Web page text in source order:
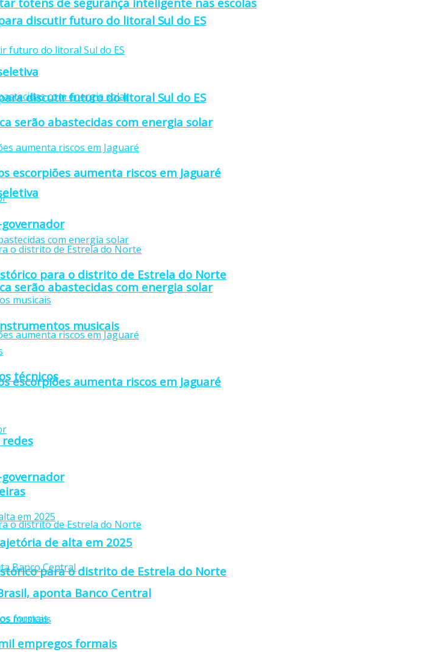
discutir futuro do litoral Sul do ES
serão abastecidas com energia solar
escorpiões aumenta riscos em Jaguaré
para o distrito de Estrela do Norte
discutir futuro do litoral Sul do ES
serão abastecidas com energia solar
escorpiões aumenta riscos em Jaguaré
para o distrito de Estrela do Norte
musicais
técnicos
redes
de alta em 2025
aponta Banco Central
empregos formais